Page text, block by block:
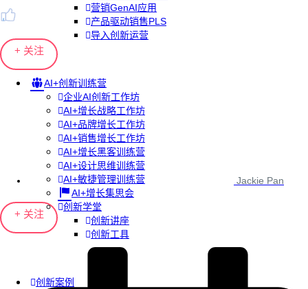
营销GenAI应用
产品驱动销售PLS
导入创新运营
AI+创新训练营
企业AI创新工作坊
AI+增长战略工作坊
AI+品牌增长工作坊
AI+销售增长工作坊
AI+增长黑客训练营
AI+设计思维训练营
AI+敏捷管理训练营
AI+增长集思会
创新学堂
创新讲座
创新工具
创新案例
+ 关注
Jackie Pan
+ 关注